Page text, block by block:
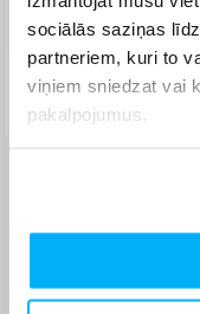
sociālās saziņas
partneriem, kuri to
viņiem sniedzat vai
pakalpojumus.
Piegāde: 3-6 d.d.
Augusts 12d. -
Augusts 12d. -